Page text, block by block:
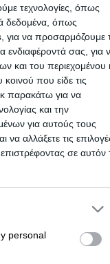
τεχνολογίες, όπως
δεδομένα, όπως
για να προσαρμόζουμε
ενδιαφέροντά σας, για
και του περιεχομένου
που είδε τις
παρακάτω για να
και την
για αυτούς τους
αλλάξετε τις
σε αυτόν
or more Google
but not limited to
data for below
personal
ακόμα καμία
την
κάνουν τη σωστή